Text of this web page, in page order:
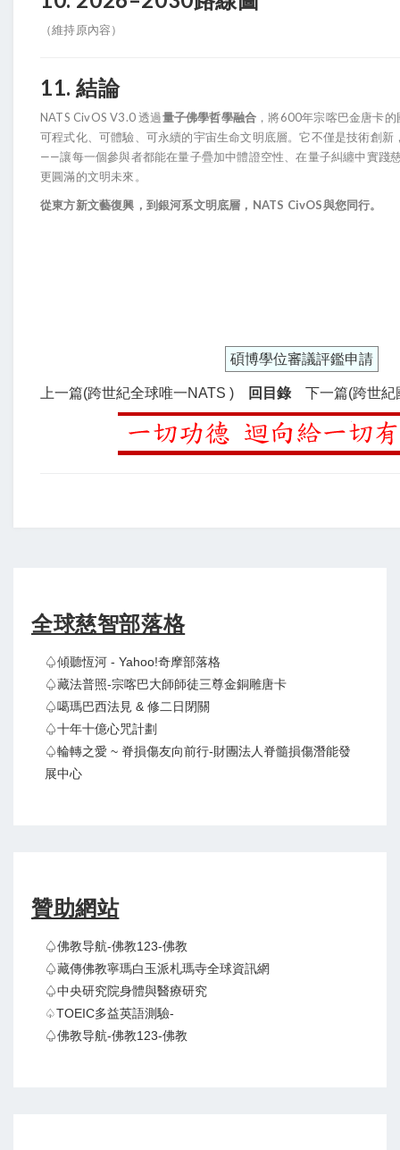
（維持原內容）
11. 結論
NATS CivOS V3.0 透過量子佛學哲學融合 ，將600年宗喀巴金唐卡
可程式化、可體驗、可永續的宇宙生命文明底層。它不僅是技術創新
——讓每一個參與者都能在量子疊加中體證空性、在量子糾纏中實踐
更圓滿的文明未來。
從東方新文藝復興，到銀河系文明底層，NATS CivOS與您同行。
碩博學位審議評鑑申請
上一篇(跨世紀全球唯一NATS ) 回目錄 下一篇(跨世紀
全球慈智部落格
♤傾聽恆河 - Yahoo!奇摩部落格
♤藏法普照-宗喀巴大師師徒三尊金銅雕唐卡
♤噶瑪巴西法見 & 修二日閉關
♤十年十億心咒計劃
♤輪轉之愛 ~ 脊損傷友向前行-財團法人脊髓損傷潛能發
展中心
贊助網站
♤佛教导航-佛教123-佛教
♤藏傳佛教寧瑪白玉派札瑪寺全球資訊網
♤中央研究院身體與醫療研究
♤TOEIC多益英語測驗-
♤佛教导航-佛教123-佛教